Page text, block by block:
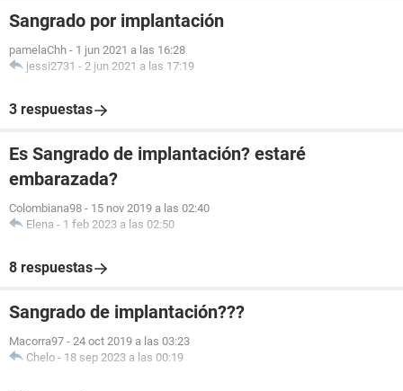
Sangrado por implantación
pamelaChh - 1 jun 2021 a las 16:28
jessi2731 - 2 jun 2021 a las 17:19
3 respuestas
Es Sangrado de implantación? estaré
embarazada?
Colombiana98 - 15 nov 2019 a las 02:40
Elena - 1 feb 2023 a las 02:50
8 respuestas
Sangrado de implantación???
Macorra97 - 24 oct 2019 a las 03:23
Chelo - 18 sep 2023 a las 00:19